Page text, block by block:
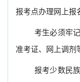
报考点办理网上报
考生必须牢
准考证、网上调剂
报考少数民